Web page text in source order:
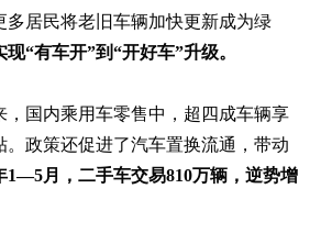
多居民将老旧车辆加快更新成为绿
现“有车开”到“开好车”升级。
，国内乘用车零售中，超四成车辆享
。政策还促进了汽车置换流通，带动
1—5月，二手车交易810万辆，逆势增